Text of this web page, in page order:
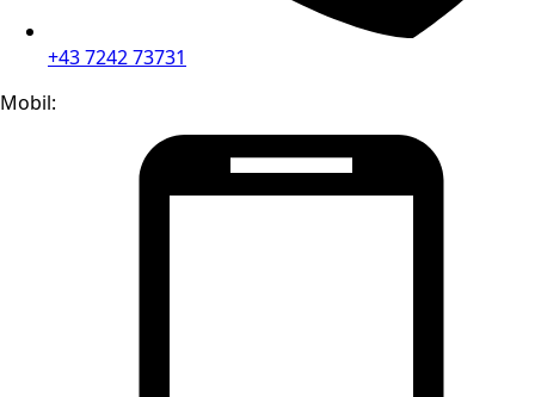
+43 7242 73731
Mobil: